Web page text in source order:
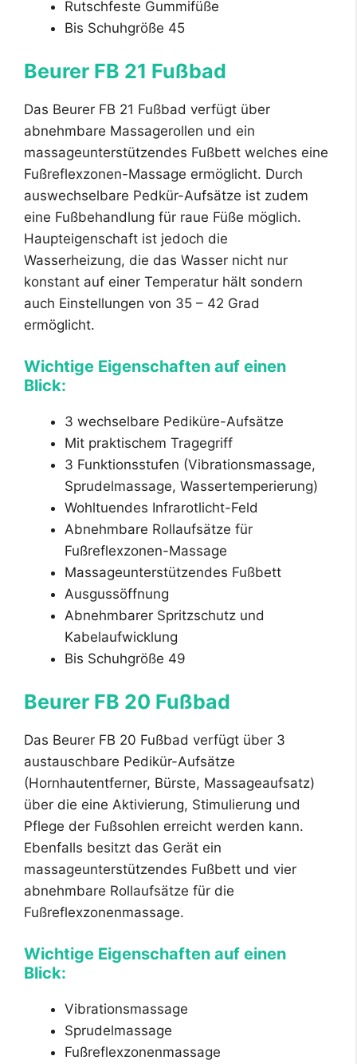
Rutschfeste Gummifüße
Bis Schuhgröße 45
Beurer FB 21 Fußbad
Das Beurer FB 21 Fußbad verfügt über
abnehmbare Massagerollen und ein
massageunterstützendes Fußbett welches eine
Fußreflexzonen-Massage ermöglicht. Durch
auswechselbare Pedkür-Aufsätze ist zudem
eine Fußbehandlung für raue Füße möglich.
Haupteigenschaft ist jedoch die
Wasserheizung, die das Wasser nicht nur
konstant auf einer Temperatur hält sondern
auch Einstellungen von 35 – 42 Grad
ermöglicht.
Wichtige Eigenschaften auf einen
Blick:
3 wechselbare Pediküre-Aufsätze
Mit praktischem Tragegriff
3 Funktionsstufen (Vibrationsmassage,
Sprudelmassage, Wassertemperierung)
Wohltuendes Infrarotlicht-Feld
Abnehmbare Rollaufsätze für
Fußreflexzonen-Massage
Massageunterstützendes Fußbett
Ausgussöffnung
Abnehmbarer Spritzschutz und
Kabelaufwicklung
Bis Schuhgröße 49
Beurer FB 20 Fußbad
Das Beurer FB 20 Fußbad verfügt über 3
austauschbare Pedikür-Aufsätze
(Hornhautentferner, Bürste, Massageaufsatz)
über die eine Aktivierung, Stimulierung und
Pflege der Fußsohlen erreicht werden kann.
Ebenfalls besitzt das Gerät ein
massageunterstützendes Fußbett und vier
abnehmbare Rollaufsätze für die
Fußreflexzonenmassage.
Wichtige Eigenschaften auf einen
Blick:
Vibrationsmassage
Sprudelmassage
Fußreflexzonenmassage